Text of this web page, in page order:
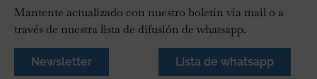
Mantente actualizado con nuestro boletín vía mail o a
través de nuestra lista de difusión de whatsapp.
Newsletter Lista de whatsapp